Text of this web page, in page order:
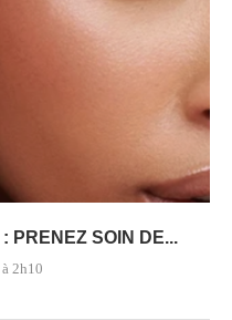
PRENEZ SOIN DE...
2h10